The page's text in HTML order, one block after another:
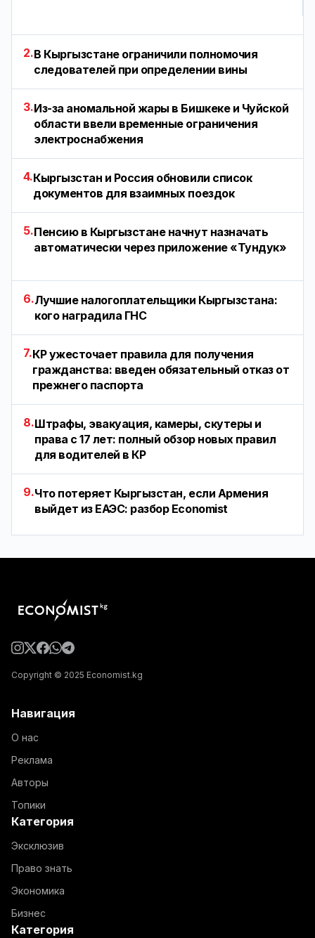
2.В Кыргызстане ограничили полномочия
следователей при определении вины
3.Из-за аномальной жары в Бишкеке и Чуйской
области ввели временные ограничения
электроснабжения
4.Кыргызстан и Россия обновили список
документов для взаимных поездок
5.Пенсию в Кыргызстане начнут назначать
автоматически через приложение «Тундук»
6.Лучшие налогоплательщики Кыргызстана:
кого наградила ГНС
7.КР ужесточает правила для получения
гражданства: введен обязательный отказ от
прежнего паспорта
8.Штрафы, эвакуация, камеры, скутеры и
права с 17 лет: полный обзор новых правил
для водителей в КР
9.Что потеряет Кыргызстан, если Армения
выйдет из ЕАЭС: разбор Economist
Copyright © 2025 Economist.kg
Навигация
О нас
Реклама
Авторы
Топики
Категория
Эксклюзив
Право знать
Экономика
Бизнес
Категория